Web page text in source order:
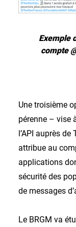
Exemple
compte
Une troisième
pérenne – vise
l’API auprès
attribue au
applications
sécurité des
de messages
Le BRGM va